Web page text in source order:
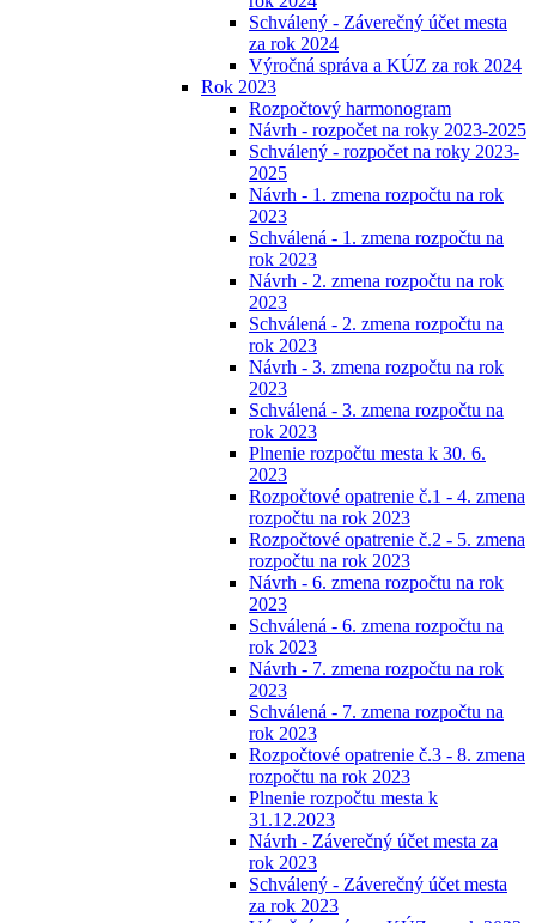
Schválený - Záverečný účet mesta
za rok 2024
Výročná správa a KÚZ za rok 2024
Rok 2023
Rozpočtový harmonogram
Návrh - rozpočet na roky 2023-2025
Schválený - rozpočet na roky 2023-
2025
Návrh - 1. zmena rozpočtu na rok
2023
Schválená - 1. zmena rozpočtu na
rok 2023
Návrh - 2. zmena rozpočtu na rok
2023
Schválená - 2. zmena rozpočtu na
rok 2023
Návrh - 3. zmena rozpočtu na rok
2023
Schválená - 3. zmena rozpočtu na
rok 2023
Plnenie rozpočtu mesta k 30. 6.
2023
Rozpočtové opatrenie č.1 - 4. zmena
rozpočtu na rok 2023
Rozpočtové opatrenie č.2 - 5. zmena
rozpočtu na rok 2023
Návrh - 6. zmena rozpočtu na rok
2023
Schválená - 6. zmena rozpočtu na
rok 2023
Návrh - 7. zmena rozpočtu na rok
2023
Schválená - 7. zmena rozpočtu na
rok 2023
Rozpočtové opatrenie č.3 - 8. zmena
rozpočtu na rok 2023
Plnenie rozpočtu mesta k
31.12.2023
Návrh - Záverečný účet mesta za
rok 2023
Schválený - Záverečný účet mesta
za rok 2023